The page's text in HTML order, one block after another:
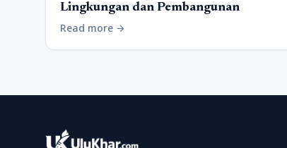
Lingkungan dan Pembangunan
Read more arrow_forward